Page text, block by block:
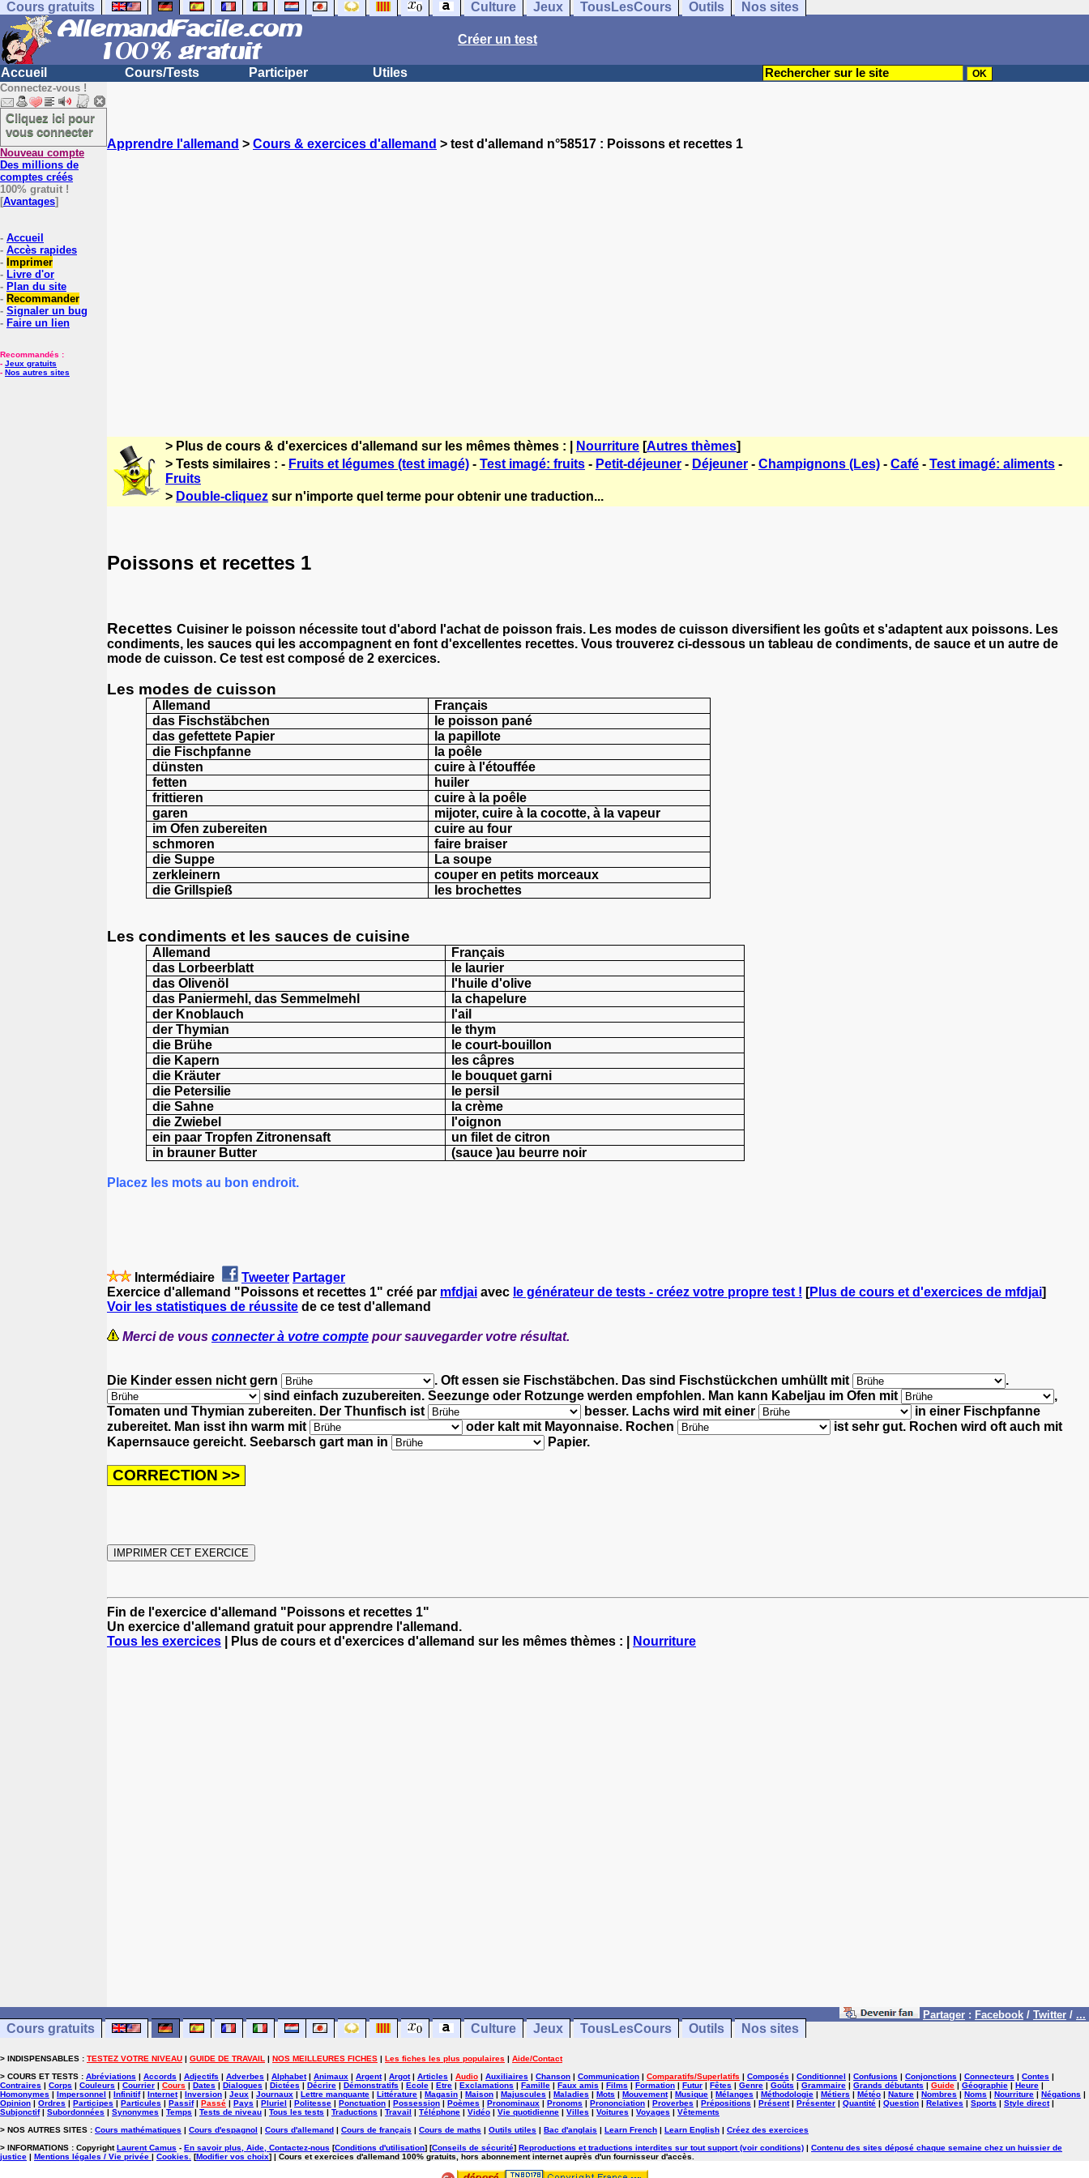
Cours gratuits Culture Jeux TousLesCours Outils Nos sites
Créer un test
Accueil Cours/Tests Participer Utiles
Connectez-vous !
Cliquez ici pour
vous connecter
Nouveau compte
Des millions de
comptes créés
100% gratuit !
[Avantages]
- Accueil
- Accès rapides
- Imprimer
- Livre d'or
- Plan du site
- Recommander
- Signaler un bug
- Faire un lien
Recommandés :
- Jeux gratuits
- Nos autres sites
Apprendre l'allemand > Cours & exercices d'allemand > test d'allemand n°58517 : Poissons et recettes 1
> Plus de cours & d'exercices d'allemand sur les mêmes thèmes : | Nourriture [Autres thèmes]
> Tests similaires : - Fruits et légumes (test imagé) - Test imagé: fruits - Petit-déjeuner - Déjeuner - Champignons (Les) - Café - Test imagé: aliments -
Fruits
> Double-cliquez sur n'importe quel terme pour obtenir une traduction...
Poissons et recettes 1
Recettes Cuisiner le poisson nécessite tout d'abord l'achat de poisson frais. Les modes de cuisson diversifient les goûts et s'adaptent aux poissons. Les
condiments, les sauces qui les accompagnent en font d'excellentes recettes. Vous trouverez ci-dessous un tableau de condiments, de sauce et un autre de
mode de cuisson. Ce test est composé de 2 exercices.
Les modes de cuisson
Allemand
Français
das Fischstäbchen
le poisson pané
das gefettete Papier
la papillote
die Fischpfanne
la poêle
dünsten
cuire à l'étouffée
fetten
huiler
frittieren
cuire à la poêle
garen
mijoter, cuire à la cocotte, à la vapeur
im Ofen zubereiten
cuire au four
schmoren
faire braiser
die Suppe
La soupe
zerkleinern
couper en petits morceaux
die Grillspieß
les brochettes
Les condiments et les sauces de cuisine
Allemand
Français
das Lorbeerblatt
le laurier
das Olivenöl
l'huile d'olive
das Paniermehl, das Semmelmehl
la chapelure
der Knoblauch
l'ail
der Thymian
le thym
die Brühe
le court-bouillon
die Kapern
les câpres
die Kräuter
le bouquet garni
die Petersilie
le persil
die Sahne
la crème
die Zwiebel
l'oignon
ein paar Tropfen Zitronensaft
un filet de citron
in brauner Butter
(sauce )au beurre noir
Placez les mots au bon endroit.
Intermédiaire Tweeter Partager
Exercice d'allemand "Poissons et recettes 1" créé par mfdjai avec le générateur de tests - créez votre propre test ! [Plus de cours et d'exercices de mfdjai]
Voir les statistiques de réussite de ce test d'allemand
Merci de vous connecter à votre compte pour sauvegarder votre résultat.
Die Kinder essen nicht gern . Oft essen sie Fischstäbchen. Das sind Fischstückchen umhüllt mit
.
sind einfach zuzubereiten. Seezunge oder Rotzunge werden empfohlen. Man kann Kabeljau im Ofen mit
,
Tomaten und Thymian zubereiten. Der Thunfisch ist besser. Lachs wird mit einer
in einer Fischpfanne
zubereitet. Man isst ihn warm mit oder kalt mit Mayonnaise. Rochen
ist sehr gut. Rochen wird oft auch mit
Kapernsauce gereicht. Seebarsch gart man in Papier.
Fin de l'exercice d'allemand "Poissons et recettes 1"
Un exercice d'allemand gratuit pour apprendre l'allemand.
Tous les exercices | Plus de cours et d'exercices d'allemand sur les mêmes thèmes : | Nourriture
Partager : Facebook / Twitter / ...
Cours gratuits Culture Jeux TousLesCours Outils Nos sites
> INDISPENSABLES : TESTEZ VOTRE NIVEAU | GUIDE DE TRAVAIL | NOS MEILLEURES FICHES | Les fiches les plus populaires | Aide/Contact
> COURS ET TESTS : Abréviations | Accords | Adjectifs | Adverbes | Alphabet| Animaux | Argent| Argot| Articles | Audio | Auxiliaires | Chanson | Communication | Comparatifs/Superlatifs | Composés | Conditionnel | Confusions | Conjonctions | Connecteurs | Contes |
Contraires | Corps | Couleurs | Courrier | Cours | Dates | Dialogues | Dictées | Décrire | Démonstratifs | Ecole | Etre | Exclamations | Famille | Faux amis | Films | Formation | Futur | Fêtes | Genre | Goûts | Grammaire | Grands débutants | Guide | Géographie | Heure |
Homonymes | Impersonnel | Infinitif| Internet| Inversion | Jeux | Journaux | Lettre manquante | Littérature | Magasin | Maison | Majuscules | Maladies | Mots | Mouvement| Musique | Mélanges | Méthodologie | Métiers | Météo | Nature | Nombres | Noms | Nourriture | Négations |
Opinion | Ordres | Participes | Particules | Passif| Passé | Pays | Pluriel | Politesse | Ponctuation | Possession | Poèmes | Pronominaux | Pronoms | Prononciation | Proverbes | Prépositions | Présent| Présenter | Quantité | Question | Relatives | Sports | Style direct|
Subjonctif| Subordonnées | Synonymes | Temps | Tests de niveau | Tous les tests | Traductions | Travail | Téléphone | Vidéo | Vie quotidienne | Villes | Voitures | Voyages | Vêtements
> NOS AUTRES SITES : Cours mathématiques | Cours d'espagnol | Cours d'allemand | Cours de français | Cours de maths | Outils utiles | Bac d'anglais | Learn French | Learn English | Créez des exercices
> INFORMATIONS : CopyrightLaurent Camus - En savoir plus, Aide, Contactez-nous [Conditions d'utilisation] [Conseils de sécurité] Reproductions et traductions interdites sur tout support (voir conditions) | Contenu des sites déposé chaque semaine chez un huissier de
justice | Mentions légales / Vie privée | Cookies [Modifier vos choix] | Cours et exercices d'allemand 100% gratuits, hors abonnement internet auprès d'un fournisseur d'accès.